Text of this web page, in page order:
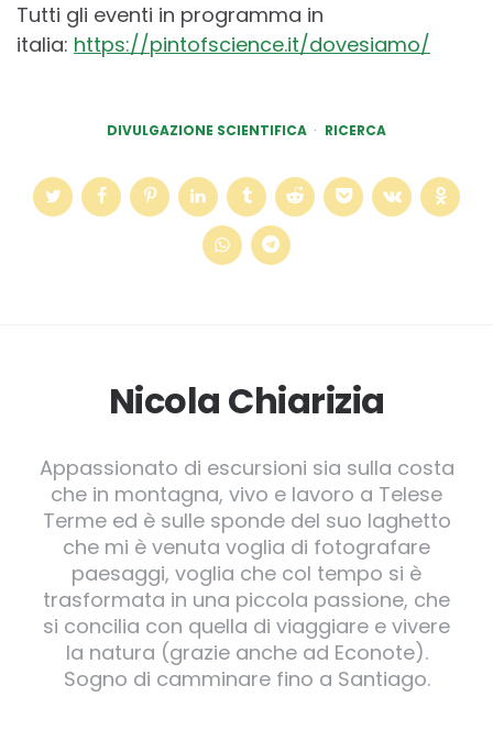
Tutti gli eventi in programma in
italia: https://pintofscience.it/dovesiamo/
DIVULGAZIONE SCIENTIFICA RICERCA
Nicola Chiarizia
Appassionato di escursioni sia sulla costa
che in montagna, vivo e lavoro a Telese
Terme ed è sulle sponde del suo laghetto
che mi è venuta voglia di fotografare
paesaggi, voglia che col tempo si è
trasformata in una piccola passione, che
si concilia con quella di viaggiare e vivere
la natura (grazie anche ad Econote).
Sogno di camminare fino a Santiago.